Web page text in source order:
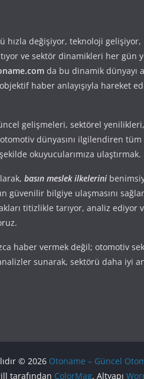
hızla değişiyor, teknoloji
ve sektör dinamikleri her gün
da bu dinamik dünyayı
haber anlayışıyla hareket
gelişmeleri, sektörel
otomotiv dünyasını ilgilendiren tüm
okuyucularımıza ulaştırmak.
basın meslek ilkelerini
güvenilir bilgiye ulaşmasını
titizlikle tarıyor, analiz ediyor
haber vermek değil; otomotiv
sunarak, sektörü daha iyi
© 2026 Otoname – Güncel
tarafından ColorMag. Altyapı